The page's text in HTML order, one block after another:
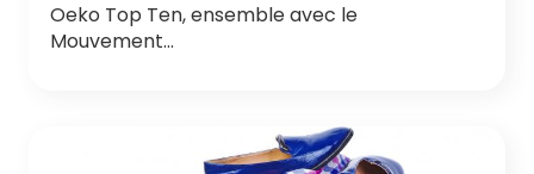
Oeko Top Ten, ensemble avec le
Mouvement…